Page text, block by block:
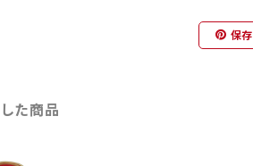
保存
た商品